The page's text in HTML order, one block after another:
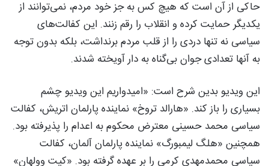
حاکی از آن است که هیچ کس به جز خود مردم، نمی‌توانند از
یکدیگر حمایت کرده و انقلاب را رقم زنند. این کفالت‌های
سیاسی نه تنها دردی را از قلب مردم برنداشت، بلکه بدون توجه
به آنها تعدادی جوان بی‌گناه به دار آویخته شدند.
این ویدیو بدین شرح است: «امیدواریم این ویدیو چشم
بسیاری را باز کند. «هارالد تروخ» نماینده پارلمان اتریش، کفالت
سیاسی محمد حسینی معترض محکوم به اعدام را پذیرفته بود.
همچنین «هلگ لیمبورگ» نماینده پارلمان آلمان، کفالت
سیاسی محمدمهدی کرمی را بر عهده گرفته بود. «کیت وولهان»